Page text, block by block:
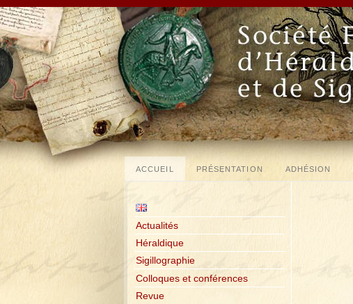
ACCUEIL PRÉSENTATION ADHÉSION
Actualités
Héraldique
Sigillographie
Colloques et conférences
Revue